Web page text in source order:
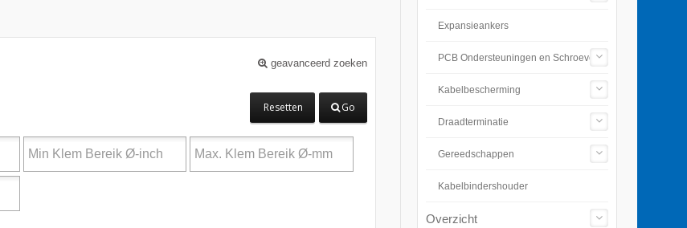
geavanceerd zoeken
Go
Resetten
Expansieankers
PCB Ondersteuningen en Schroeven
Kabelbescherming
Draadterminatie
Gereedschappen
Kabelbindershouder
Overzicht